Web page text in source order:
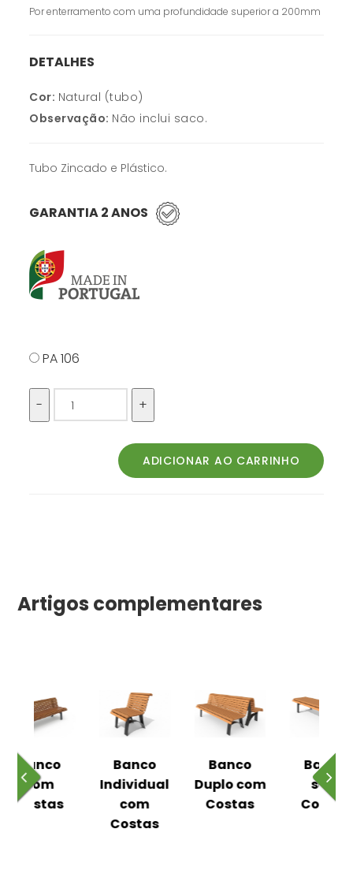
Por enterramento com uma profundidade superior a 200mm
DETALHES
Cor: Natural (tubo)
Observação: Não inclui saco.
Tubo Zincado e Plástico.
GARANTIA 2 ANOS
PA 106
Artigos complementares
Duplo com
Costas
sem
Costas
com
Costas